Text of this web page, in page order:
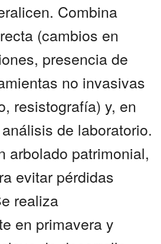
Combina
(cambios en
presencia de
no invasivas
resistografía) y, en
de laboratorio.
arbolado patrimonial,
evitar pérdidas
realiza
en primavera y